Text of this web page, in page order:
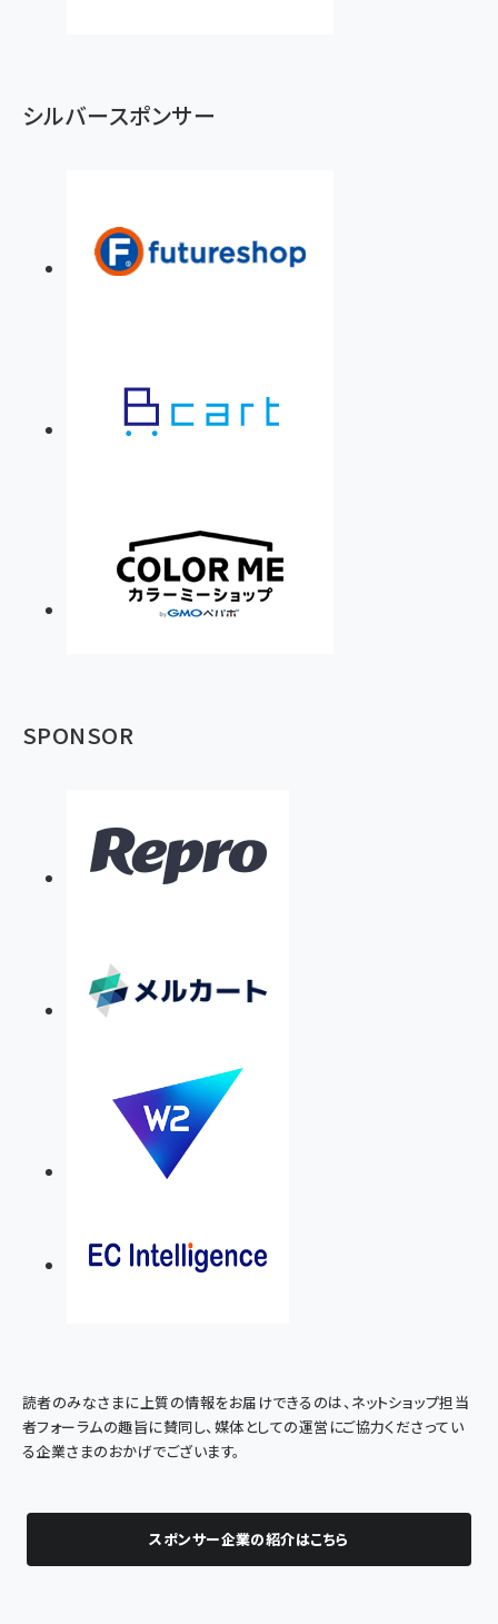
シルバースポンサー
SPONSOR
読者のみなさまに上質の情報をお届けできるのは、ネットショップ担当
者フォーラムの趣旨に賛同し、媒体としての運営にご協力くださってい
る企業さまのおかげでございます。
スポンサー企業の紹介はこちら